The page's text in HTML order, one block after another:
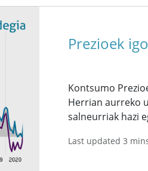
Prezioek
Kontsumo
Herrian aurreko
salneurriak hazi
Last updated 3